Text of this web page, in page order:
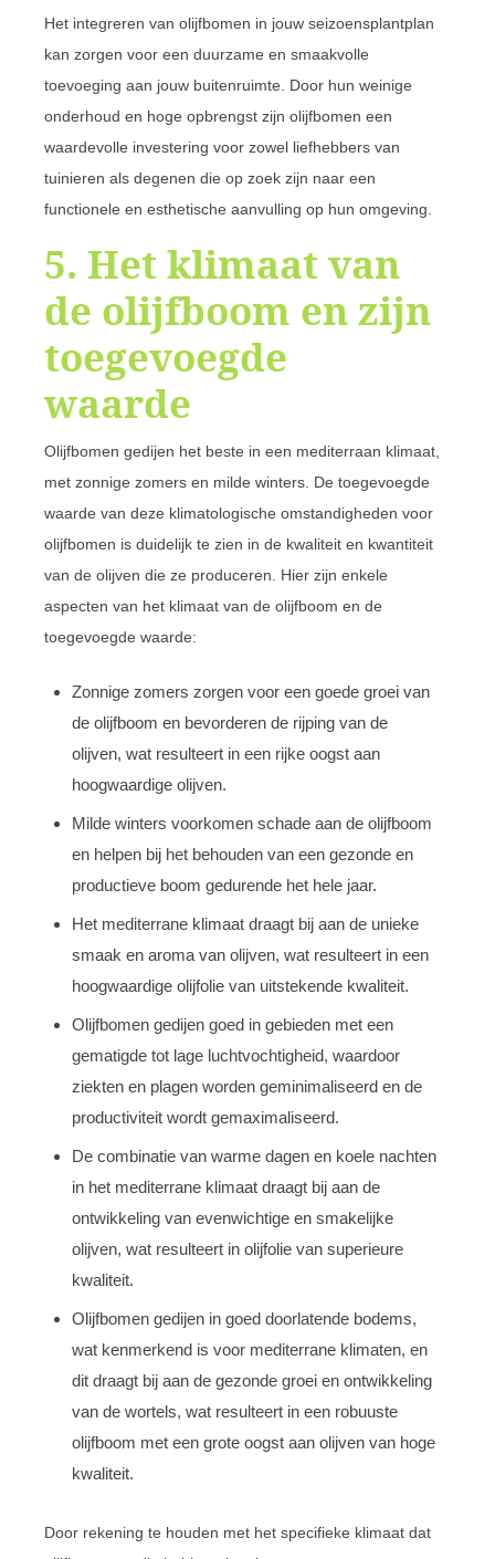
Het integreren van olijfbomen in jouw seizoensplantplan
kan zorgen voor een duurzame en smaakvolle
toevoeging aan jouw buitenruimte. Door hun weinige
onderhoud en hoge opbrengst zijn olijfbomen een
waardevolle investering voor zowel liefhebbers van
tuinieren als degenen die op zoek zijn naar een
functionele en esthetische aanvulling op hun omgeving.
5. Het klimaat van
de olijfboom en zijn
toegevoegde
waarde
Olijfbomen gedijen het beste in een mediterraan klimaat,
met zonnige zomers en milde winters. De toegevoegde
waarde van deze klimatologische omstandigheden voor
olijfbomen is duidelijk te zien in de kwaliteit en kwantiteit
van de olijven die ze produceren. Hier zijn enkele
aspecten van het klimaat van de olijfboom en de
toegevoegde waarde:
Zonnige zomers zorgen voor een goede groei van
de olijfboom en bevorderen de rijping van de
olijven, wat resulteert in een rijke oogst aan
hoogwaardige olijven.
Milde winters voorkomen schade aan de olijfboom
en helpen bij het behouden van een gezonde en
productieve boom gedurende het hele jaar.
Het mediterrane klimaat draagt bij aan de unieke
smaak en aroma van olijven, wat resulteert in een
hoogwaardige olijfolie van uitstekende kwaliteit.
Olijfbomen gedijen goed in gebieden met een
gematigde tot lage luchtvochtigheid, waardoor
ziekten en plagen worden geminimaliseerd en de
productiviteit wordt gemaximaliseerd.
De combinatie van warme dagen en koele nachten
in het mediterrane klimaat draagt bij aan de
ontwikkeling van evenwichtige en smakelijke
olijven, wat resulteert in olijfolie van superieure
kwaliteit.
Olijfbomen gedijen in goed doorlatende bodems,
wat kenmerkend is voor mediterrane klimaten, en
dit draagt bij aan de gezonde groei en ontwikkeling
van de wortels, wat resulteert in een robuuste
olijfboom met een grote oogst aan olijven van hoge
kwaliteit.
Door rekening te houden met het specifieke klimaat dat